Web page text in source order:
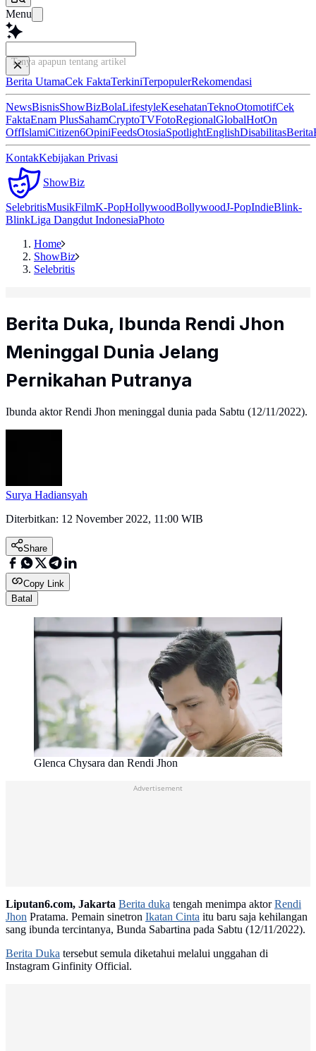
Menu
Tanya apapun tentang artikel ini...
Berita UtamaCek FaktaTerkiniTerpopulerRekomendasi
NewsBisnisShowBizBolaLifestyleKesehatanTeknoOtomotifCek
FaktaEnam PlusSahamCryptoTVFotoRegionalGlobalHotOn
OffIslamiCitizen6OpiniFeedsOtosiaSpotlightEnglishDisabilitasBerita
KontakKebijakan Privasi
ShowBiz
SelebritisMusikFilmK-PopHollywoodBollywoodJ-PopIndieBlink-
BlinkLiga Dangdut IndonesiaPhoto
Home
ShowBiz
Selebritis
Berita Duka, Ibunda Rendi Jhon
Meninggal Dunia Jelang
Pernikahan Putranya
Ibunda aktor Rendi Jhon meninggal dunia pada Sabtu (12/11/2022).
Surya Hadiansyah
Diterbitkan: 12 November 2022, 11:00 WIB
Share
Copy Link
Batal
Glenca Chysara dan Rendi Jhon
Advertisement
Liputan6.com, Jakarta Berita duka tengah menimpa aktorRendi
Jhon Pratama. Pemain sinetron Ikatan Cinta itu baru saja kehilangan
sang ibunda tercintanya, Bunda Sabartina pada Sabtu (12/11/2022).
Berita Duka tersebut semula diketahui melalui unggahan di
Instagram Ginfinity Official.